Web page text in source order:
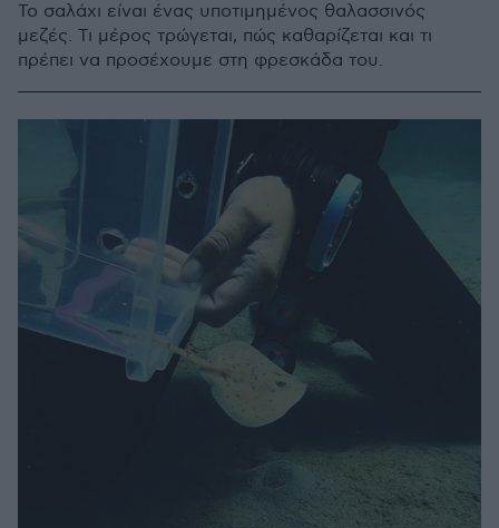
Το σαλάχι είναι ένας υποτιμημένος θαλασσινός
μεζές. Τι μέρος τρώγεται, πώς καθαρίζεται και τι
πρέπει να προσέχουμε στη φρεσκάδα του.